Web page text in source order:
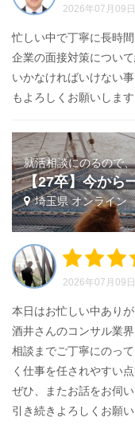
2026年07月09日
忙しい中で丁寧に長時
企業の面接対策につい
いかなければいけない
もよろしくお願いします
就活相談にのるので、
【27卒】今から
埼玉県 オンライン
2026年07月09日
本日はお忙しい中ありが
酒井さんのコンサル業
相談までご丁寧にのっ
く仕事を任されやすい
ぜひ、またお話をお伺
引き続きよろしくお願い